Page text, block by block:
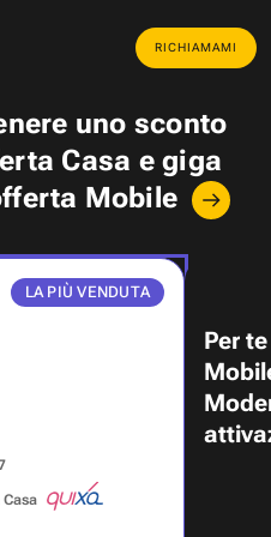
RICHIAMAMI
uno sconto
Casa egiga
Mobile
LA PIÙ VENDUTA
Per